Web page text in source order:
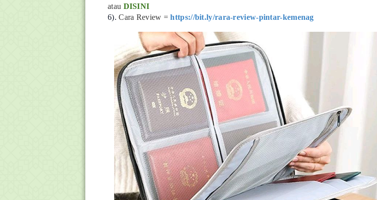
atau DISINI
6).Cara Review = https://bit.ly/rara-review-pintar-kemenag